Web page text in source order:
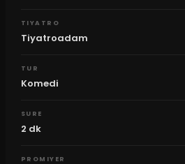
TIYATRO
Tiyatroadam
TUR
Komedi
SURE
2 dk
PROMIYER